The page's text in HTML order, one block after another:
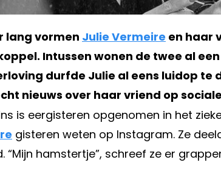
lang vormen Julie Vermeire en haar
Intussen wonen de twee al
durfde Julie al eens luidop te
nieuws over haar vriend op
is eergisteren opgenomen in het
gisteren weten op Instagram. Ze
“Mijn hamstertje”, schreef ze er